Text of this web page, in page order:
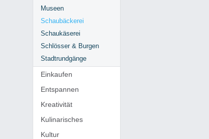
Museen
Schaubäckerei
Schaukäserei
Schlösser & Burgen
Stadtrundgänge
Einkaufen
Entspannen
Kreativität
Kulinarisches
Kultur